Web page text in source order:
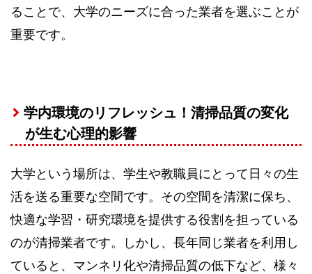
ることで、大学のニーズに合った業者を選ぶことが
重要です。
学内環境のリフレッシュ！清掃品質の変化
が生む心理的影響
大学という場所は、学生や教職員にとって日々の生
活を送る重要な空間です。その空間を清潔に保ち、
快適な学習・研究環境を提供する役割を担っている
のが清掃業者です。しかし、長年同じ業者を利用し
ていると、マンネリ化や清掃品質の低下など、様々